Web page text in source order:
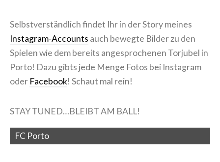
Selbstverständlich findet Ihr in der Story meines
Instagram-Accounts auch bewegte Bilder zu den
Spielen wie dem bereits angesprochenen Torjubel in
Porto! Dazu gibts jede Menge Fotos bei Instagram
oder Facebook! Schaut mal rein!
STAY TUNED…BLEIBT AM BALL!
FC Porto